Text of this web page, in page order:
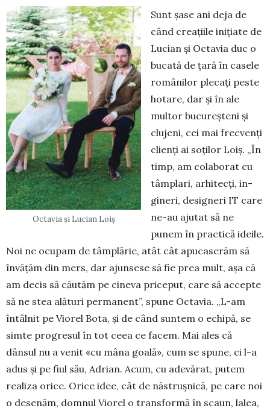
Octavia și Lucian Loiș
Sunt șase ani deja de
când creațiile inițiate de
Lucian și Octavia duc o
bucată de țară în casele
românilor plecați peste
hotare, dar și în ale
multor bucu­reșteni și
clujeni, cei mai frecvenți
clienți ai soților Loiș. „În
timp, am co­laborat cu
tâmplari, arhitecți, in­
gineri, designeri IT care
ne-au aju­tat să ne
punem în practică ideile.
Noi ne ocupam de tâmplărie, atât cât apucaserăm să
învățăm din mers, dar ajunsese să fie prea mult, așa că
am decis să căutăm pe ci­neva priceput, care să accepte
să ne stea alături permanent”, spune Oc­tavia. „L-am
întâlnit pe Viorel Bota, și de când suntem o echipă, se
simte progresul în tot ceea ce facem. Mai ales că
dânsul nu a venit «cu mâna goală», cum se spune, ci l-a
adus și pe fiul său, Adrian. Acum, cu ade­vă­rat, putem
realiza orice. Orice idee, cât de năstrușnică, pe care noi
o desenăm, domnul Viorel o transformă în scaun, lalea,